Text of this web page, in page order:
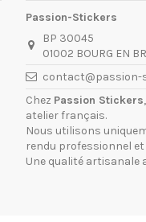
Passion-Stickers
BP 30045
01002 BOURG EN
contact@passion-
Chez Passion Stickers
atelier français.
Nous utilisons
rendu professionnel et
Une qualité artisanale